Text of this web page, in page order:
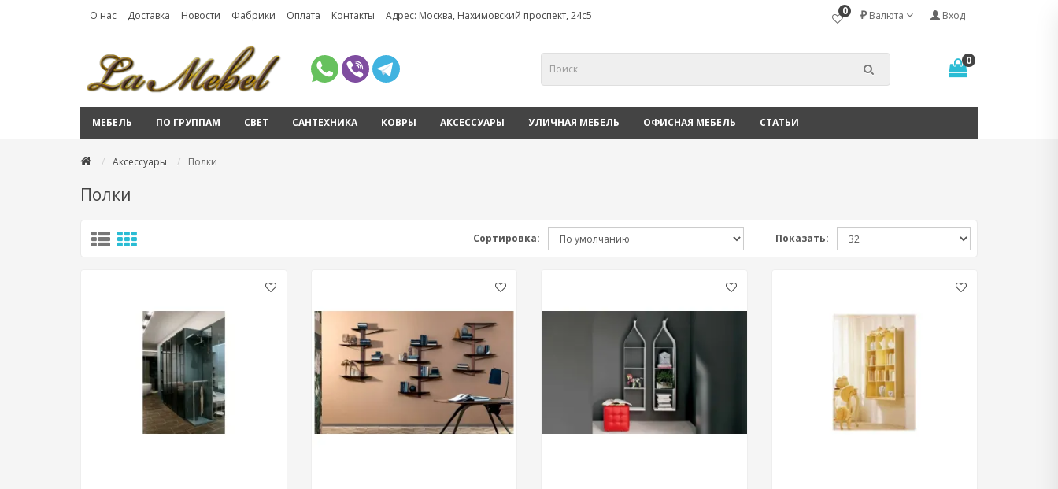
О нас Доставка Новости Фабрики Оплата Контакты Адрес: Москва, Нахимовский проспект, 24с5 Вход
₽ Валюта
0
0
МЕБЕЛЬ ПО ГРУППАМ СВЕТ САНТЕХНИКА КОВРЫ АКСЕССУАРЫ УЛИЧНАЯ МЕБЕЛЬ ОФИСНАЯ МЕБЕЛЬ СТАТЬИ
Аксессуары Полки
Полки
Сортировка: Показать: